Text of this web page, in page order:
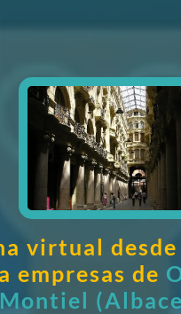
virtual desde
empresas de
Montiel